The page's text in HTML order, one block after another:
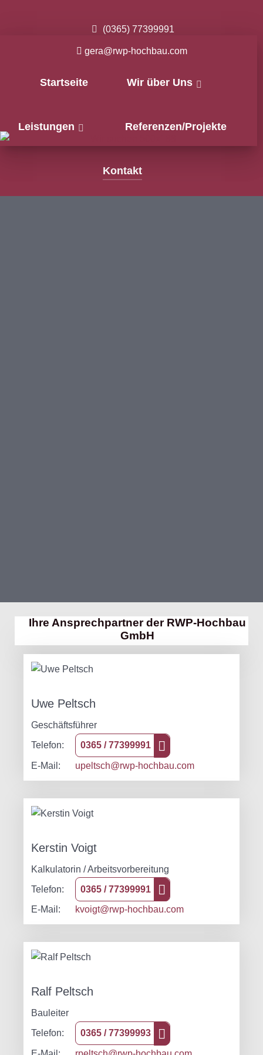
(0365) 77399991
gera@rwp-hochbau.com
Startseite Wir über Uns
Leistungen Referenzen/Projekte
Kontakt
Ihre Ansprechpartner der RWP-Hochbau
GmbH
Uwe Peltsch
Geschäftsführer
Telefon:
0365 / 77399991
E-Mail: upeltsch@rwp-hochbau.com
Kerstin Voigt
Kalkulatorin / Arbeitsvorbereitung
Telefon:
0365 / 77399991
E-Mail: kvoigt@rwp-hochbau.com
Ralf Peltsch
Bauleiter
Telefon:
0365 / 77399993